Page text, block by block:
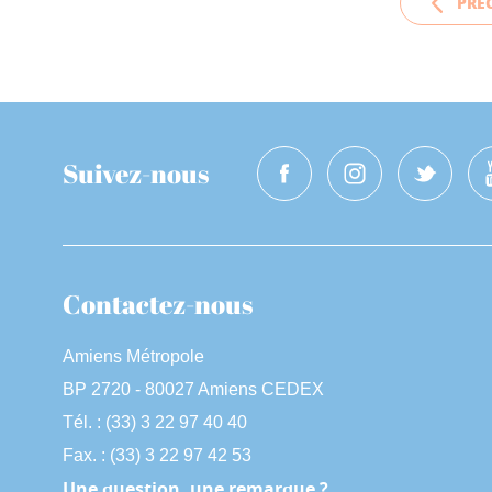
Suivez-nous
Contactez-nous
Amiens Métropole
BP 2720 - 80027 Amiens CEDEX
Tél. : (33) 3 22 97 40 40
Fax. : (33) 3 22 97 42 53